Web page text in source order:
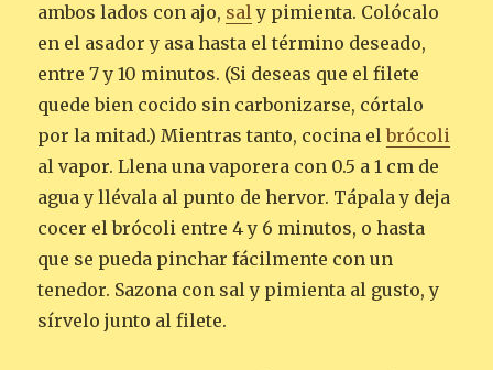
ambos lados con ajo, saly pimienta. Colócalo
en el asador y asa hasta el término deseado,
entre 7 y 10 minutos. (Si deseas que el filete
quede bien cocido sin carbonizarse, córtalo
por la mitad.) Mientras tanto, cocina elbrócoli
al vapor. Llena una vaporera con 0.5 a 1 cm de
agua y llévala al punto de hervor. Tápala y deja
cocer el brócoli entre 4 y 6 minutos, o hasta
que se pueda pinchar fácilmente con un
tenedor. Sazona con sal y pimienta al gusto, y
sírvelo junto al filete.